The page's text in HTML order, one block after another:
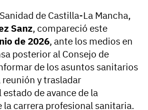
de Castilla-La Mancha,
Sanz, compareció este
de 2026, ante los medios en
posterior al Consejo de
de los asuntos sanitarios
y trasladar
de avance de la
la carrera profesional sanitaria.